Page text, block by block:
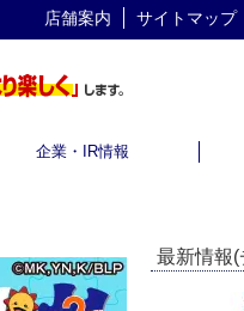
店舗案内 サイトマップ
企業・IR情報
最新情報